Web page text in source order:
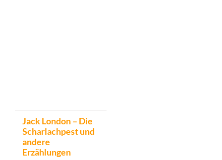
Jack London – Die
Scharlachpest und
andere
Erzählungen